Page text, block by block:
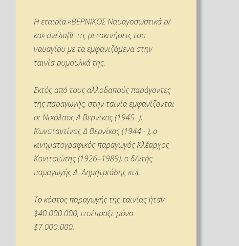
Η εταιρία «ΒΕΡΝΙΚΟΣ Ναυαγοσωστικά ρ/
κα» ανέλαβε τις μετακινήσεις του
ναυαγίου με τα εμφανιζόμενα στην
ταινία ρυμουλκά της.
Εκτός από τους αλλοδαπούς παράγοντες
της παραγωγής, στην ταινία εμφανίζονται
οι Νικόλαος Α Βερνίκος (1945- ),
Κωνσταντίνος Δ Βερνίκος (1944 - ), ο
κινηματογραφικός παραγωγός Κλέαρχος
Κονιτσιώτης (1926–1989), ο δ/ντής
παραγωγής Δ. Δημητριάδης κτλ.
Το κόστος παραγωγής της ταινίας ήταν
$40.000.000, εισέπραξε μόνο
$7.000.000.